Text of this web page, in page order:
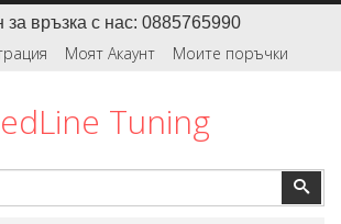
връзка с нас: 0885765990
Моят Акаунт Моите поръчки
Tuning